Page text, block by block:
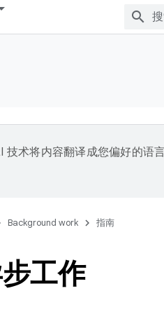
术将内容翻译成您偏好的语言
Background work 指南
工作